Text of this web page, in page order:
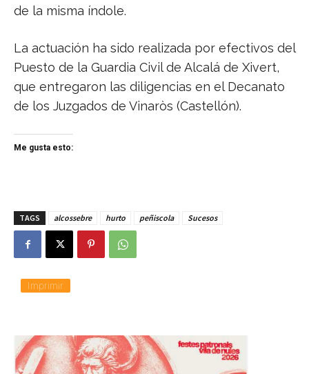
de la misma índole.
La actuación ha sido realizada por efectivos del
Puesto de la Guardia Civil de Alcalá de Xivert,
que entregaron las diligencias en el Decanato
de los Juzgados de Vinaròs (Castellón).
Me gusta esto:
TAGS alcossebre hurto peñiscola Sucesos
Imprimir